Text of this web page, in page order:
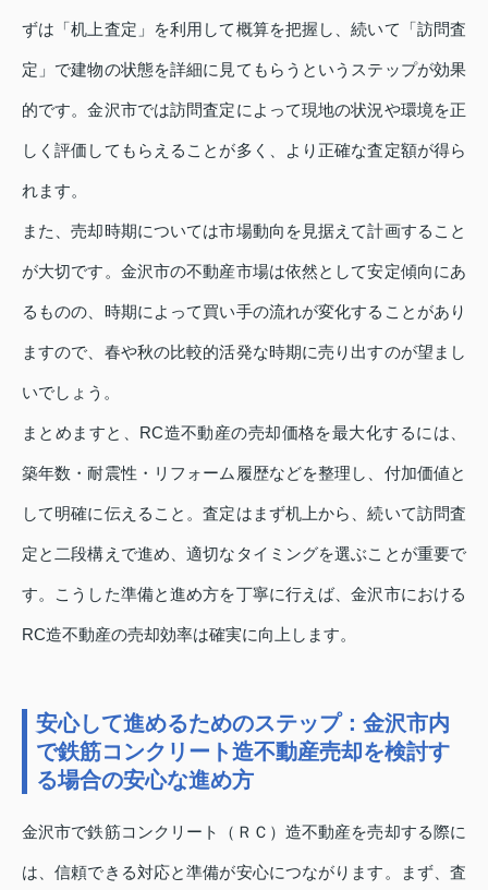
ずは「机上査定」を利用して概算を把握し、続いて「訪問査
定」で建物の状態を詳細に見てもらうというステップが効果
的です。金沢市では訪問査定によって現地の状況や環境を正
しく評価してもらえることが多く、より正確な査定額が得ら
れます。
また、売却時期については市場動向を見据えて計画すること
が大切です。金沢市の不動産市場は依然として安定傾向にあ
るものの、時期によって買い手の流れが変化することがあり
ますので、春や秋の比較的活発な時期に売り出すのが望まし
いでしょう。
まとめますと、RC造不動産の売却価格を最大化するには、
築年数・耐震性・リフォーム履歴などを整理し、付加価値と
して明確に伝えること。査定はまず机上から、続いて訪問査
定と二段構えで進め、適切なタイミングを選ぶことが重要で
す。こうした準備と進め方を丁寧に行えば、金沢市における
RC造不動産の売却効率は確実に向上します。
安心して進めるためのステップ：金沢市内
で鉄筋コンクリート造不動産売却を検討す
る場合の安心な進め方
金沢市で鉄筋コンクリート（ＲＣ）造不動産を売却する際に
は、信頼できる対応と準備が安心につながります。まず、査